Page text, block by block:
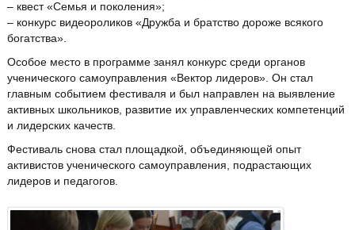
– квест «Семья и поколения»;
– конкурс видеороликов «Дружба и братство дороже всякого
богатства».
Особое место в программе занял конкурс среди органов
ученического самоуправления «Вектор лидеров». Он стал
главным событием фестиваля и был направлен на выявление
активных школьников, развитие их управленческих компетенций
и лидерских качеств.
Фестиваль снова стал площадкой, объединяющей опыт
активистов ученического самоуправления, подрастающих
лидеров и педагогов.